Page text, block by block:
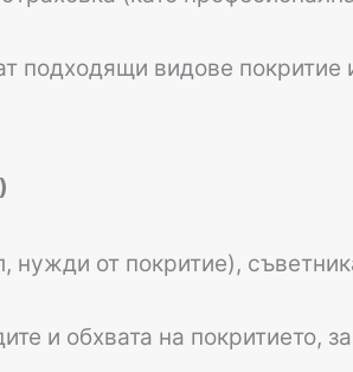
подходящи видове покритие
нужди от покритие),
и обхвата на покритието,